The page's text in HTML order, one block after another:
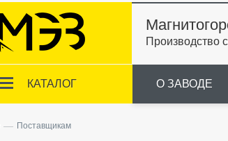
Производство
КАТАЛОГ О ЗАВОДЕ
— Поставщикам